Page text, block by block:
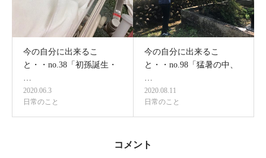
今の自分に出来るこ
と・・no.38「初孫誕生・
2020.06.3
日常のこと
今の自分に出来るこ
と・・no.98「猛暑の中、
2020.08.11
日常のこと
コメント